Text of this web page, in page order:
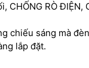
CHỐNG RÒ ĐIỆN,
chiếu sáng mà
lắp đặt.